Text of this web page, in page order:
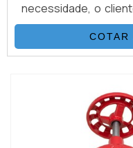
necessidade, o
organização que se
suporte pré-
experiência no
Acessórios
proteção e
COTAR